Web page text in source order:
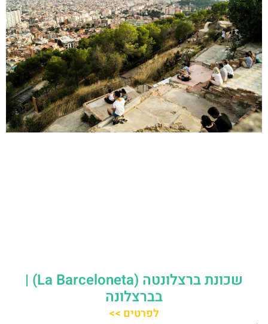
שכונת ברצלונטה (La Barceloneta) |
בברצלונה
לפרטים >>